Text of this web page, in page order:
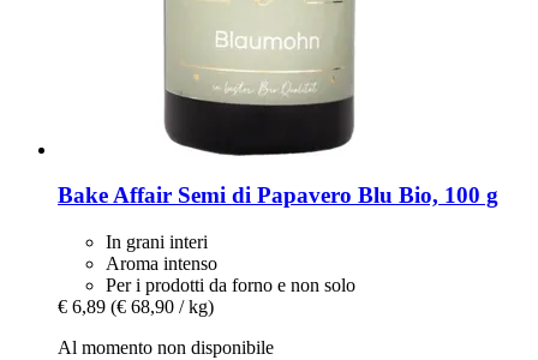
Bake Affair Semi di Papavero Blu Bio, 100 g
In grani interi
Aroma intenso
Per i prodotti da forno e non solo
€ 6,89 (€ 68,90 / kg)
Al momento non disponibile